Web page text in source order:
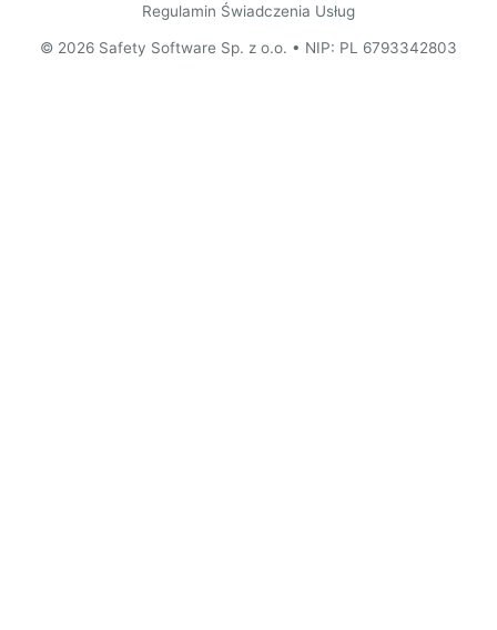
Regulamin Świadczenia Usług
© 2026 Safety Software Sp. z o.o. • NIP: PL 6793342803